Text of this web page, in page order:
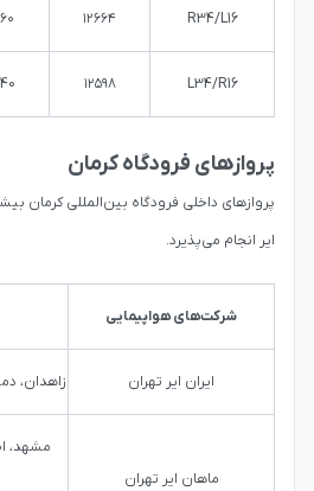
R34/L16 ۱۲۶۶۴
L34/R16 ۱۲۵۹۸
پروازهای فرودگاه کرمان
پروازهای داخلی فرودگاه بین‌المللی کرمان
ایر انجام می‌پذیرد.
شرکت‌های هواپیمایی
ایران ایر تهران زاهدان،
ماهان ایر تهران
مشهد،